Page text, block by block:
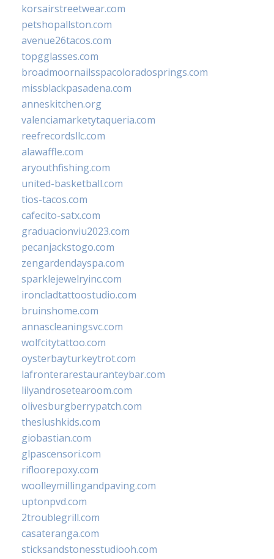
korsairstreetwear.com
petshopallston.com
avenue26tacos.com
topgglasses.com
broadmoornailsspacoloradosprings.com
missblackpasadena.com
anneskitchen.org
valenciamarketytaqueria.com
reefrecordsllc.com
alawaffle.com
aryouthfishing.com
united-basketball.com
tios-tacos.com
cafecito-satx.com
graduacionviu2023.com
pecanjackstogo.com
zengardendayspa.com
sparklejewelryinc.com
ironcladtattoostudio.com
bruinshome.com
annascleaningsvc.com
wolfcitytattoo.com
oysterbayturkeytrot.com
lafronterarestauranteybar.com
lilyandrosetearoom.com
olivesburgberrypatch.com
theslushkids.com
giobastian.com
glpascensori.com
rifloorepoxy.com
woolleymillingandpaving.com
uptonpvd.com
2troublegrill.com
casateranga.com
sticksandstonesstudiooh.com